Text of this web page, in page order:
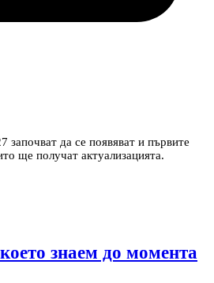
започват да се появяват и първите
ще получат актуализацията.
знаем до момента